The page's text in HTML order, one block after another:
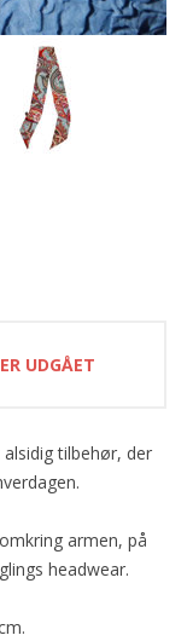
UDGÅET
tilbehør, der
armen, på
headwear.